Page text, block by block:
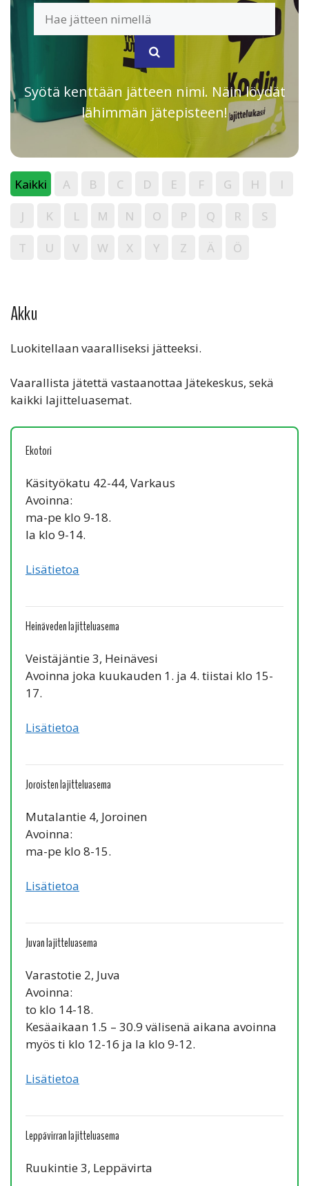
Syötä kenttään jätteen nimi. Näin löydät
lähimmän jätepisteen!
Kaikki A B C D E F G H I
J K L M N O P Q R S
T U V W X Y Z Ä Ö
Akku
Luokitellaan vaaralliseksi jätteeksi.
Vaarallista jätettä vastaanottaa Jätekeskus, sekä
kaikki lajitteluasemat.
Ekotori
Käsityökatu 42-44, Varkaus
Avoinna:
ma-pe klo 9-18.
la klo 9-14.
Lisätietoa
Heinäveden lajitteluasema
Veistäjäntie 3, Heinävesi
Avoinna joka kuukauden 1. ja 4. tiistai klo 15-
17.
Lisätietoa
Joroisten lajitteluasema
Mutalantie 4, Joroinen
Avoinna:
ma-pe klo 8-15.
Lisätietoa
Juvan lajitteluasema
Varastotie 2, Juva
Avoinna:
to klo 14-18.
Kesäaikaan 1.5 – 30.9 välisenä aikana avoinna
myös ti klo 12-16 ja la klo 9-12.
Lisätietoa
Leppävirran lajitteluasema
Ruukintie 3, Leppävirta